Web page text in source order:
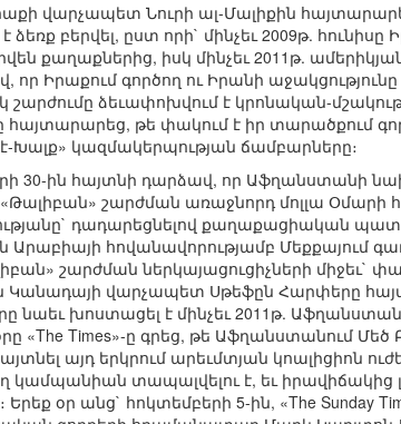
վարչապետ Նուրի ալ-Մալիքին
ձեռք բերվել, ըստ որի` մինչեւ 2009թ.
քաղաքներից, իսկ մինչեւ 2011թ.
որ Իրաքում գործող ու Իրանի
շարժումը ձեւափոխվում է կրոնական-
հայտարարեց, թե փակում է իր տարածքում
Խալք» կազմակերպության ճամբարները։
30-ին հայտնի դարձավ, որ Աֆղանստանի
«Թալիբան» շարժման առաջնորդ մոլլա
դադարեցնելով քաղաքացիական
Արաբիայի հովանավորությամբ Մեքքայում
շարժման ներկայացուցիչների միջեւ`
Կանադայի վարչապետ Սթեֆըն Հարփերը
նաեւ խոստացել է մինչեւ 2011թ.
«The Times»-ը գրեց, թե Աֆղանստանում
այդ երկրում արեւմտյան կոալիցիոն
կամպանիան տապալվելու է, եւ իրավիճակից
Երեք օր անց` հոկտեմբերի 5-ին, «The